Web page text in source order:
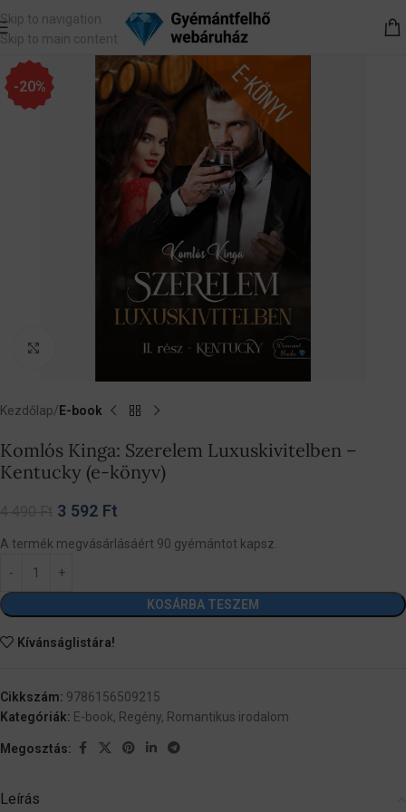
Skip to navigation
Skip to main content
-20%
Kezdőlap E-book
Komlós Kinga: Szerelem Luxuskivitelben –
Kentucky (e-könyv)
3 592 Ft
A termék megvásárlásáért 90 gyémántot kapsz.
KOSÁRBA TESZEM
Kívánságlistára!
Cikkszám: 9786156509215
Kategóriák: E-book, Regény, Romantikus irodalom
Megosztás:
Leírás